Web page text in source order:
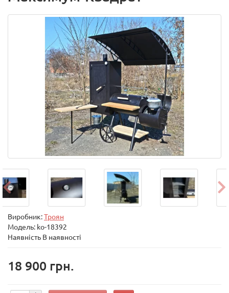
Виробник:Троян
Модель: ko-18392
Наявність В наявності
18 900 грн.